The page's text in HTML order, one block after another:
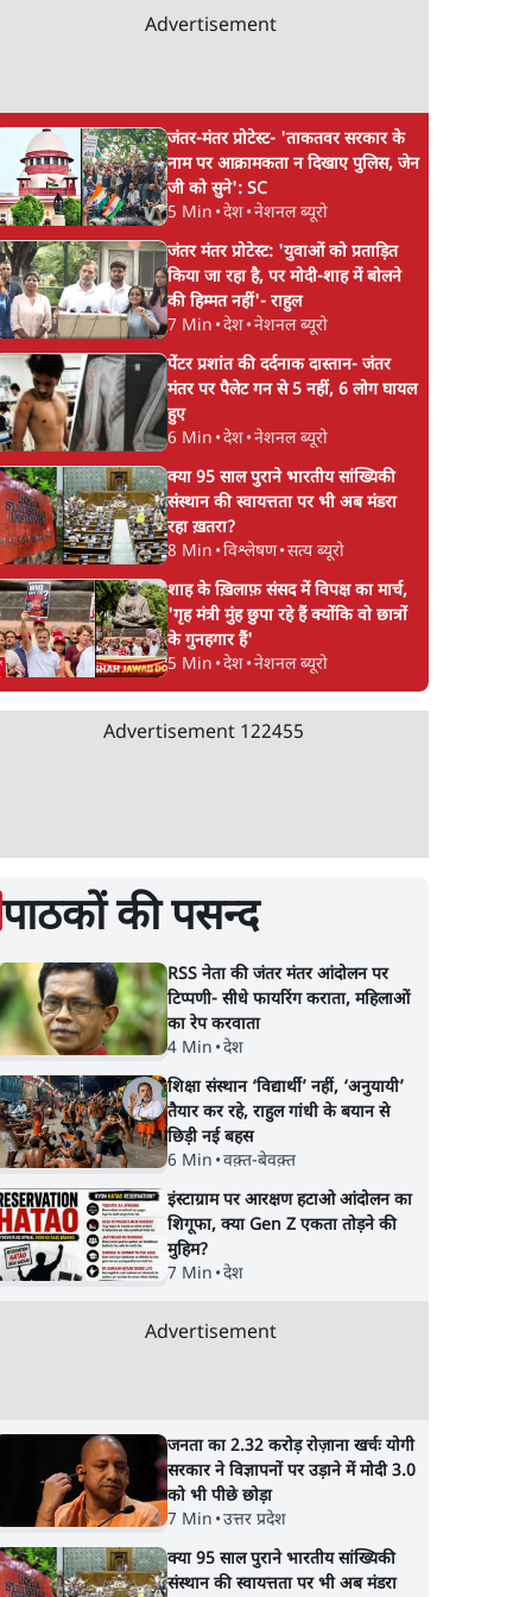
मेटा के सरेंडर के बाद भारत
में केजरीवाल का इंस्टा हैंडल
बैनः AAP का आरोप
गैस भंडार बढ़ाने के लिए
उपभोक्ताओं पर सरकार
Advertisement
जंतर-मंतर प्रोटेस्ट- 'ताकतवर सरकार के
नाम पर आक्रामकता न दिखाए पुलिस, जेन
जी को सुने': SC
5 Min •देश•नेशनल ब्यूरो
जंतर मंतर प्रोटेस्ट: 'युवाओं को प्रताड़ित
किया जा रहा है, पर मोदी-शाह में बोलने
की हिम्मत नहीं'- राहुल
7 Min •देश•नेशनल ब्यूरो
पेंटर प्रशांत की दर्दनाक दास्तान- जंतर
मंतर पर पैलेट गन से 5 नहीं, 6 लोग घायल
हुए
6 Min •देश•नेशनल ब्यूरो
क्या 95 साल पुराने भारतीय सांख्यिकी
संस्थान की स्वायत्तता पर भी अब मंडरा
रहा ख़तरा?
8 Min •विश्लेषण•सत्य ब्यूरो
शाह के ख़िलाफ़ संसद में विपक्ष का मार्च,
'गृह मंत्री मुंह छुपा रहे हैं क्योंकि वो छात्रों
के गुनहगार हैं'
5 Min •देश•नेशनल ब्यूरो
Advertisement 122455
पाठकों की पसन्द
RSS नेता की जंतर मंतर आंदोलन पर
टिप्पणी- सीधे फायरिंग कराता, महिलाओं
का रेप करवाता
4 Min •देश
शिक्षा संस्थान ‘विद्यार्थी’ नहीं, ‘अनुयायी’
तैयार कर रहे, राहुल गांधी के बयान से
छिड़ी नई बहस
6 Min •वक़्त-बेवक़्त
इंस्टाग्राम पर आरक्षण हटाओ आंदोलन का
शिगूफा, क्या Gen Z एकता तोड़ने की
मुहिम?
7 Min •देश
Advertisement
जनता का 2.32 करोड़ रोज़ाना खर्चः योगी
सरकार ने विज्ञापनों पर उड़ाने में मोदी 3.0
को भी पीछे छोड़ा
7 Min •उत्तर प्रदेश
क्या 95 साल पुराने भारतीय सांख्यिकी
संस्थान की स्वायत्तता पर भी अब मंडरा